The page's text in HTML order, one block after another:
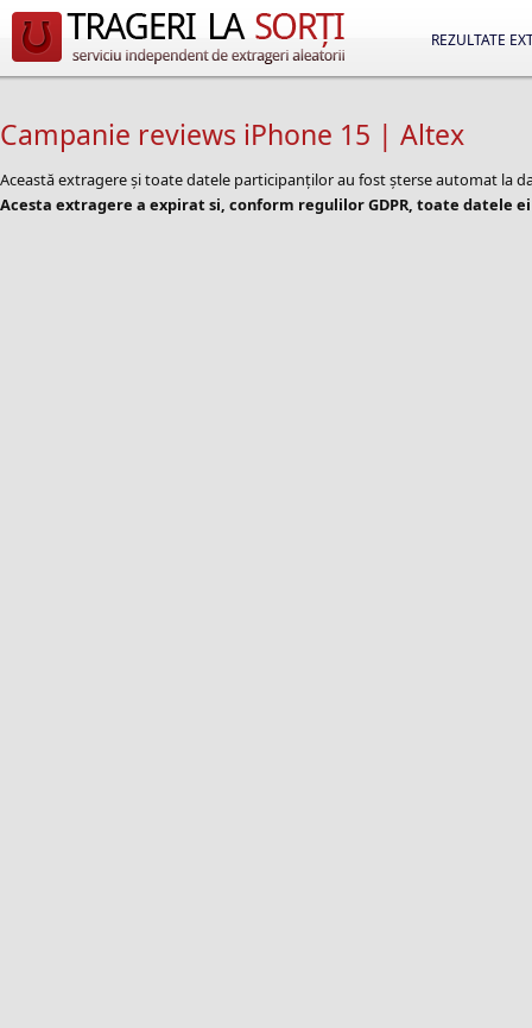
REZULTATE
Campanie reviews iPhone 15 | Altex
Această extragere și toate datele participanților au fost șterse automat la
Acesta extragere a expirat si, conform regulilor GDPR, toate datele